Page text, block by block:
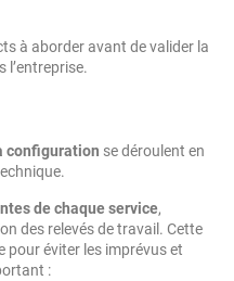
à aborder avant de valider la
l’entreprise.
configuration se déroulent en
de chaque service,
des relevés de travail. Cette
pour éviter les imprévus et
: